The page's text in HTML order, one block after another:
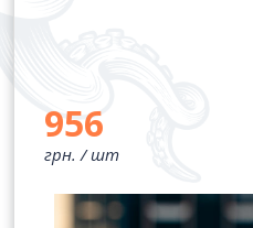
956
грн. /шт